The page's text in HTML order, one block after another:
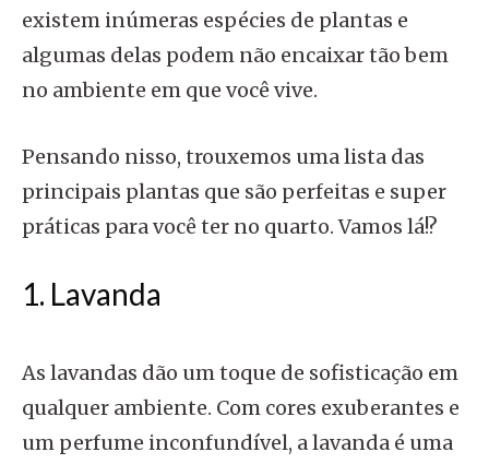
existem inúmeras espécies de plantas e
algumas delas podem não encaixar tão bem
no ambiente em que você vive.
Pensando nisso, trouxemos uma lista das
principais plantas que são perfeitas e super
práticas para você ter no quarto. Vamos lá!?
1. Lavanda
As lavandas dão um toque de sofisticação em
qualquer ambiente. Com cores exuberantes e
um perfume inconfundível, a lavanda é uma